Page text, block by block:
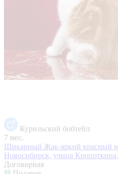
Курильский бобтейл
7 мес.
Шикарный Жак-яркий красный
Новосибирск, улица
Договорная